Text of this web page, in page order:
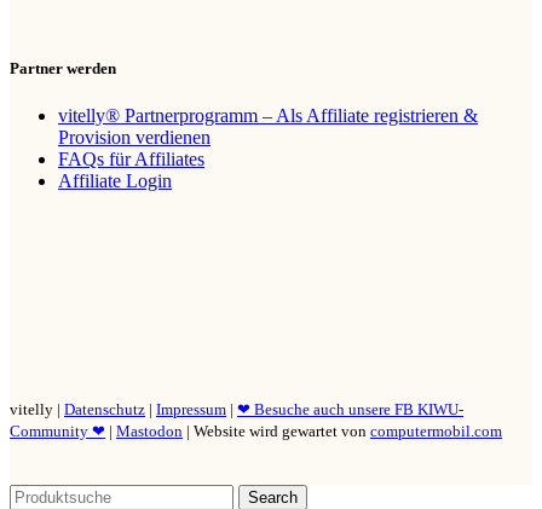
Partner werden
vitelly® Partnerprogramm – Als Affiliate registrieren &
Provision verdienen
FAQs für Affiliates
Affiliate Login
vitelly | Datenschutz | Impressum | ❤ Besuche auch unsere FB KIWU-
Community ❤ | Mastodon | Website wird gewartet von computermobil.com
Search